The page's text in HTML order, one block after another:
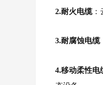
2.耐火电缆：
3.耐腐蚀电缆
4.移动柔性电